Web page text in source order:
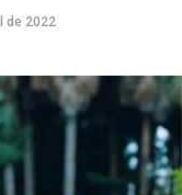
de 2022